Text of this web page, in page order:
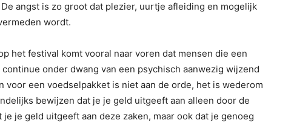
angst is zo groot dat plezier, uurtje afleiding en mogelijk
wordt.
het festival komt vooral naar voren dat mensen die een
onder dwang van een psychisch aanwezig wijzend
een voedselpakket is niet aan de orde, het is wederom
bewijzen dat je je geld uitgeeft aan alleen door de
je geld uitgeeft aan deze zaken, maar ook dat je genoeg